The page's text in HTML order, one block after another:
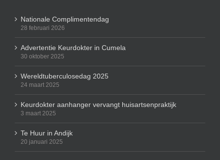
Nationale Complimentendag
28 februari 2026
Advertentie Keurdokter in Cumela
30 oktober 2025
Wereldtuberculosedag 2025
24 maart 2025
Keurdokter aanhanger vervangt huisartsenpraktijk
3 maart 2025
Te Huur in Andijk
20 januari 2025